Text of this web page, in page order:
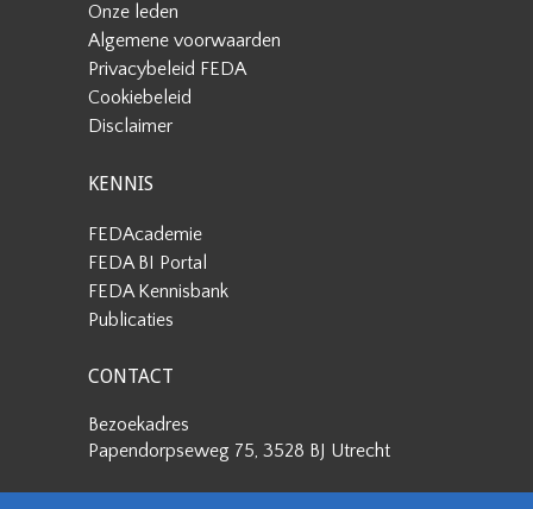
Onze leden
Algemene voorwaarden
Privacybeleid FEDA
Cookiebeleid
Disclaimer
KENNIS
FEDAcademie
FEDA BI Portal
FEDA Kennisbank
Publicaties
CONTACT
Bezoekadres
Papendorpseweg 75, 3528 BJ Utrecht